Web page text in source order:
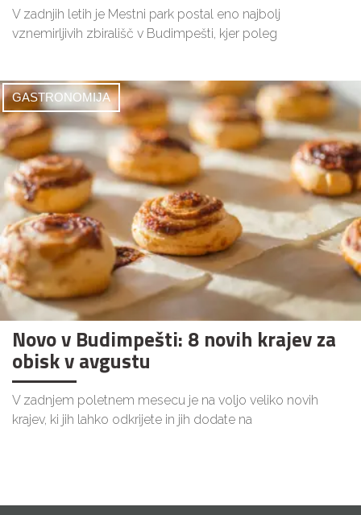
V zadnjih letih je Mestni park postal eno najbolj
vznemirljivih zbirališč v Budimpešti, kjer poleg
GASTRONOMIJA
Novo v Budimpešti: 8 novih krajev za
obisk v avgustu
V zadnjem poletnem mesecu je na voljo veliko novih
krajev, ki jih lahko odkrijete in jih dodate na